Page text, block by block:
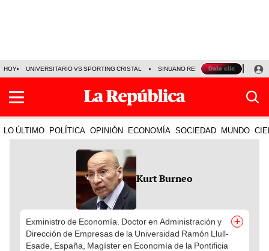
HOY UNIVERSITARIO VS SPORTING CRISTAL SINUANO RESULTADOS HOY
LO ÚLTIMO POLÍTICA OPINIÓN ECONOMÍA SOCIEDAD MUNDO
Kurt Burneo
Exministro de Economía. Doctor en Administración y
Dirección de Empresas de la Universidad Ramón Llull-
Esade, España, Magíster en Economía de la Pontificia
+